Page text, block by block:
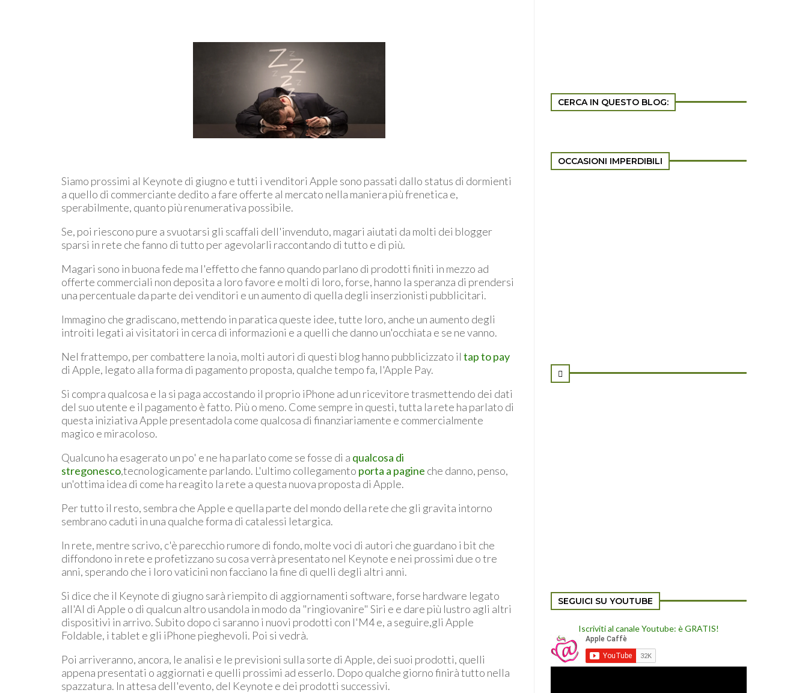
Siamo prossimi al Keynote di giugno e tutti i venditori Apple sono passati dallo status di dormienti
a quello di commerciante dedito a fare offerte al mercato nella maniera più frenetica e,
sperabilmente, quanto più renumerativa possibile.
Se, poi riescono pure a svuotarsi gli scaffali dell'invenduto, magari aiutati da molti dei blogger
sparsi in rete che fanno di tutto per agevolarli raccontando di tutto e di più.
Magari sono in buona fede ma l'effetto che fanno quando parlano di prodotti finiti in mezzo ad
offerte commerciali non deposita a loro favore e molti di loro, forse, hanno la speranza di prendersi
una percentuale da parte dei venditori e un aumento di quella degli inserzionisti pubblicitari.
Immagino che gradiscano, mettendo in paratica queste idee, tutte loro, anche un aumento degli
introiti legati ai visitatori in cerca di informazioni e a quelli che danno un'occhiata e se ne vanno.
Nel frattempo, per combattere la noia, molti autori di questi blog hanno pubblicizzato il tap to pay
di Apple, legato alla forma di pagamento proposta, qualche tempo fa, l'Apple Pay.
Si compra qualcosa e la si paga accostando il proprio iPhone ad un ricevitore trasmettendo dei dati
del suo utente e il pagamento è fatto. Più o meno. Come sempre in questi, tutta la rete ha parlato di
questa iniziativa Apple presentadola come qualcosa di finanziariamente e commercialmente
magico e miracoloso.
Qualcuno ha esagerato un po' e ne ha parlato come se fosse di a qualcosa di
stregonesco,tecnologicamente parlando. L'ultimo collegamento porta a pagine che danno, penso,
un'ottima idea di come ha reagito la rete a questa nuova proposta di Apple.
Per tutto il resto, sembra che Apple e quella parte del mondo della rete che gli gravita intorno
sembrano caduti in una qualche forma di catalessi letargica.
In rete, mentre scrivo, c'è parecchio rumore di fondo, molte voci di autori che guardano i bit che
diffondono in rete e profetizzano su cosa verrà presentato nel Keynote e nei prossimi due o tre
anni, sperando che i loro vaticini non facciano la fine di quelli degli altri anni.
Si dice che il Keynote di giugno sarà riempito di aggiornamenti software, forse hardware legato
all'AI di Apple o di qualcun altro usandola in modo da "ringiovanire" Siri e e dare più lustro agli altri
dispositivi in arrivo. Subito dopo ci saranno i nuovi prodotti con l'M4 e, a seguire,gli Apple
Foldable, i tablet e gli iPhone pieghevoli. Poi si vedrà.
Poi arriveranno, ancora, le analisi e le previsioni sulla sorte di Apple, dei suoi prodotti, quelli
appena presentati o aggiornati e quelli prossimi ad esserlo. Dopo qualche giorno finirà tutto nella
spazzatura. In attesa dell'evento, del Keynote e dei prodotti successivi.
CERCA IN QUESTO BLOG:
OCCASIONI IMPERDIBILI

SEGUICI SU YOUTUBE
Iscriviti al canale Youtube: è GRATIS!